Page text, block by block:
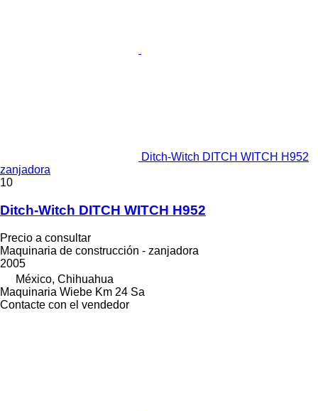
Ditch-Witch DITCH WITCH H952
zanjadora
10
Ditch-Witch DITCH WITCH H952
Precio a consultar
Maquinaria de construcción - zanjadora
2005
México, Chihuahua
Maquinaria Wiebe Km 24 Sa
Contacte con el vendedor